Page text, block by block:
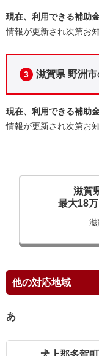
現在、利用できる補助
情報が更新され次第お
3 滋賀県 野洲
現在、利用できる補助
情報が更新され次第お
滋賀
最大18
滋
他の対応地域
あ